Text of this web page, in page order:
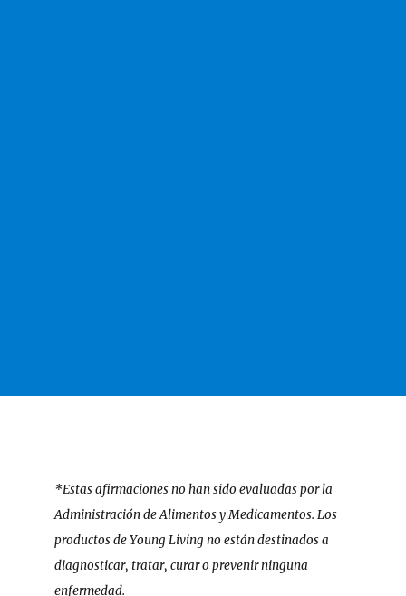
*Estas afirmaciones no han sido evaluadas por la
Administración de Alimentos y Medicamentos. Los
productos de Young Living no están destinados a
diagnosticar, tratar, curar o prevenir ninguna
enfermedad.